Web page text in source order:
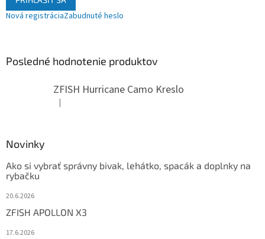
Nová registráciaZabudnuté heslo
Posledné hodnotenie produktov
ZFISH Hurricane Camo Kreslo
Hodnotenie produktu je 5 z 5 hviezdičiek.
|
Novinky
Ako si vybrať správny bivak, lehátko, spacák a doplnky na
rybačku
20.6.2026
ZFISH APOLLON X3
17.6.2026